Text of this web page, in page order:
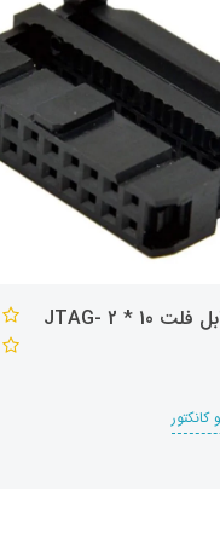
کانکتور مادگی کابل فلت 10 * 2 JTAG-